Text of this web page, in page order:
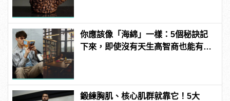
你應該像「海綿」一樣：5個秘訣記
下來，即使沒有天生高智商也能有效
鍛練胸肌、核心肌群就靠它！5大